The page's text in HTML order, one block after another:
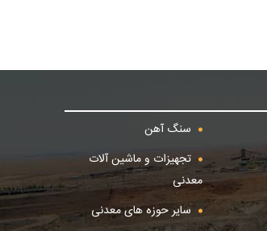
سنگ آهن
تجهیزات و ماشین آلات
معدنی
سایر حوزه های معدنی